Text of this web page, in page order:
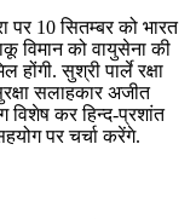
पर 10 सितम्बर को भारत
विमान को वायुसेना की
सुश्री पार्ले रक्षा
सलाहकार अजीत
विशेष कर हिन्‍द-प्रशांत
पर चर्चा करेंगे.